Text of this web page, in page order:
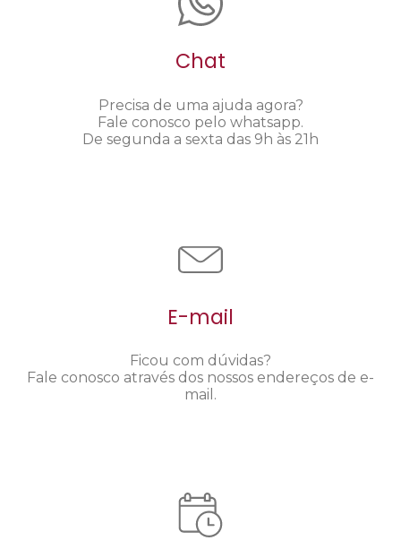
Chat
Precisa de uma ajuda agora?
Fale conosco pelo whatsapp.
De segunda a sexta das 9h às 21h
E-mail
Ficou com dúvidas?
Fale conosco através dos nossos endereços de e-
mail.